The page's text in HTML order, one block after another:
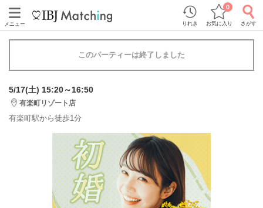
メニュー りれき お気に入り
0
さがす
このパーティーは終了しました
5/17(土) 15:20～16:50
有楽町リゾート店
有楽町駅から徒歩1分